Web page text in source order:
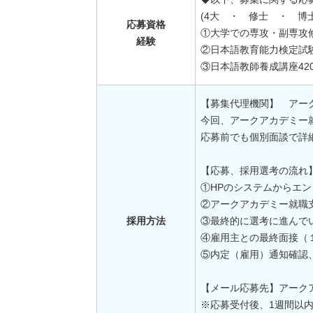
応募資格
経験
(4大 ・ 修士 ・ 博士
①大学での専攻・副専攻
②日本語教育能力検定試
③日本語教師養成講座
採用方法
【募集代理機関】 アー
今回、アークアカデミー
応募前でも個別面談で詳
【応募、採用選考の流れ
①HPのシステムからエン
②アークアカデミー就職
③最終的に選考に進んで
④雇用主との最終面接（
⑤内定（雇用）通知確認
【メール応募先】アー
※応募受付後、1週間以